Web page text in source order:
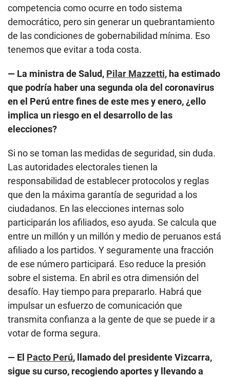
competencia como ocurre en todo sistema
democrático, pero sin generar un quebrantamiento
de las condiciones de gobernabilidad mínima. Eso
tenemos que evitar a toda costa.
— La ministra de Salud, Pilar Mazzetti, ha estimado
que podría haber una segunda ola del coronavirus
en el Perú entre fines de este mes y enero, ¿ello
implica un riesgo en el desarrollo de las
elecciones?
Si no se toman las medidas de seguridad, sin duda.
Las autoridades electorales tienen la
responsabilidad de establecer protocolos y reglas
que den la máxima garantía de seguridad a los
ciudadanos. En las elecciones internas solo
participarán los afiliados, eso ayuda. Se calcula que
entre un millón y un millón y medio de peruanos está
afiliado a los partidos. Y seguramente una fracción
de ese número participará. Eso reduce la presión
sobre el sistema. En abril es otra dimensión del
desafío. Hay tiempo para prepararlo. Habrá que
impulsar un esfuerzo de comunicación que
transmita confianza a la gente de que se puede ir a
votar de forma segura.
— El Pacto Perú, llamado del presidente Vizcarra,
sigue su curso, recogiendo aportes y llevando a